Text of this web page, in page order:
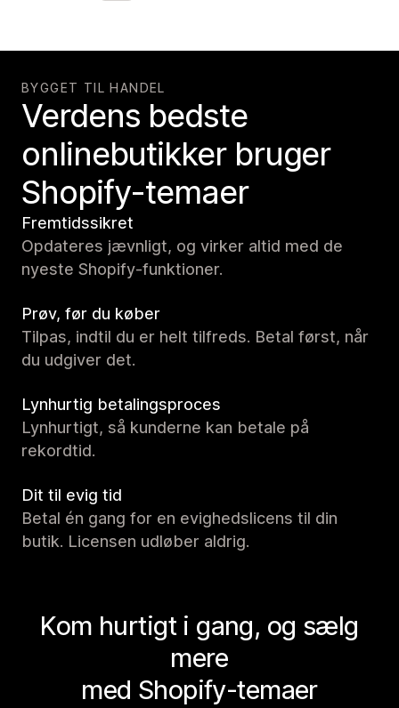
BYGGET TIL HANDEL
Verdens bedste
onlinebutikker bruger
Shopify-temaer
Fremtidssikret
Opdateres jævnligt, og virker altid med de
nyeste Shopify-funktioner.
Prøv, før du køber
Tilpas, indtil du er helt tilfreds. Betal først, når
du udgiver det.
Lynhurtig betalingsproces
Lynhurtigt, så kunderne kan betale på
rekordtid.
Dit til evig tid
Betal én gang for en evighedslicens til din
butik. Licensen udløber aldrig.
Kom hurtigt i gang, og sælg
mere
med Shopify-temaer